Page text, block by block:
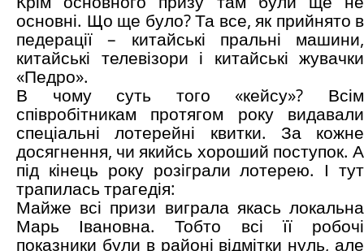
основні. Що ще було? Та все, як прийнято в
педерації – китайські пральні машини,
китайські телевізори і китайські жувачки
«Педро».
В чому суть того «кейсу»? Всім
співробітникам протягом року видавали
спеціальні лотерейні квитки. За кожне
досягнення, чи якийсь хороший поступок. А
під кінець року розіграли лотерею. І тут
трапилась трагедія:
Майже всі призи виграла якась локальна
Марь Івановна. Тобто всі її робочі
показники були в районі відмітки нуль, але